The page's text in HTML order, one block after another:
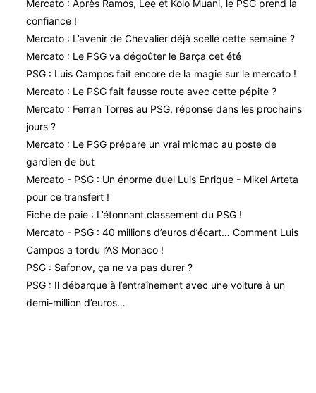
Mercato : Après Ramos, Lee et Kolo Muani, le PSG prend la
confiance !
Mercato : L’avenir de Chevalier déjà scellé cette semaine ?
Mercato : Le PSG va dégoûter le Barça cet été
PSG : Luis Campos fait encore de la magie sur le mercato !
Mercato : Le PSG fait fausse route avec cette pépite ?
Mercato : Ferran Torres au PSG, réponse dans les prochains
jours ?
Mercato : Le PSG prépare un vrai micmac au poste de
gardien de but
Mercato - PSG : Un énorme duel Luis Enrique - Mikel Arteta
pour ce transfert !
Fiche de paie : L’étonnant classement du PSG !
Mercato - PSG : 40 millions d’euros d’écart… Comment Luis
Campos a tordu l’AS Monaco !
PSG : Safonov, ça ne va pas durer ?
PSG : Il débarque à l’entraînement avec une voiture à un
demi-million d’euros…